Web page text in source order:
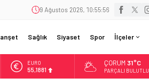
9 Ağustos 2026, 10:55:58
Sağlık Siyaset Spor İlçeler
EURO
55,1881
ÇORUM 31°C
PARÇALI BULUTLU